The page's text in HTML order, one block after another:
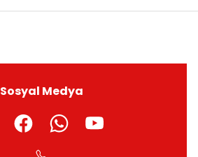
Sosyal Medya